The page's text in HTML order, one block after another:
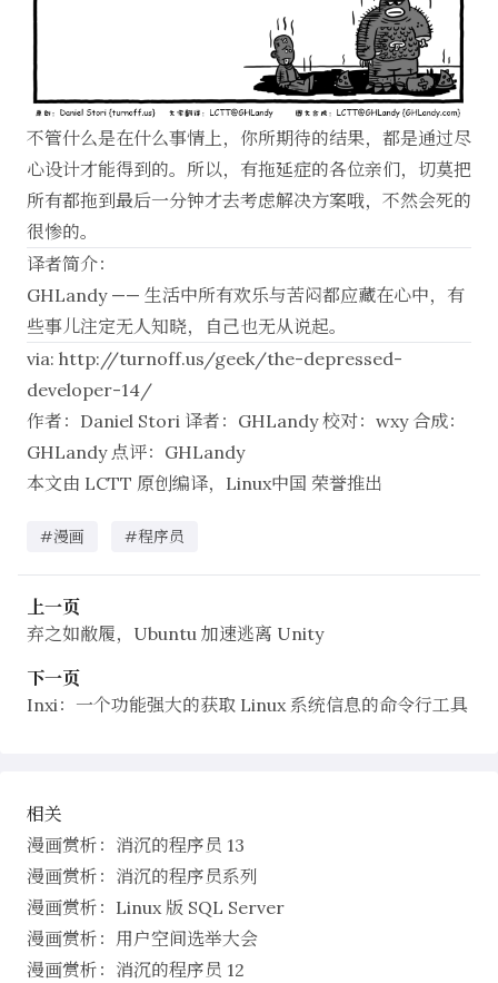
不管什么是在什么事情上，你所期待的结果，都是通过尽
心设计才能得到的。所以，有拖延症的各位亲们，切莫把
所有都拖到最后一分钟才去考虑解决方案哦，不然会死的
很惨的。
译者简介：
GHLandy—— 生活中所有欢乐与苦闷都应藏在心中，有
些事儿注定无人知晓，自己也无从说起。
via: http://turnoff.us/geek/the-depressed-
developer-14/
作者： Daniel Stori 译者： GHLandy校对： wxy合成：
GHLandy点评： GHLandy
本文由 LCTT 原创编译， Linux中国 荣誉推出
#漫画 #程序员
上一页
弃之如敝履，Ubuntu 加速逃离 Unity
下一页
Inxi：一个功能强大的获取 Linux 系统信息的命令行工具
相关
漫画赏析：消沉的程序员 13
漫画赏析：消沉的程序员系列
漫画赏析：Linux 版 SQL Server
漫画赏析：用户空间选举大会
漫画赏析：消沉的程序员 12